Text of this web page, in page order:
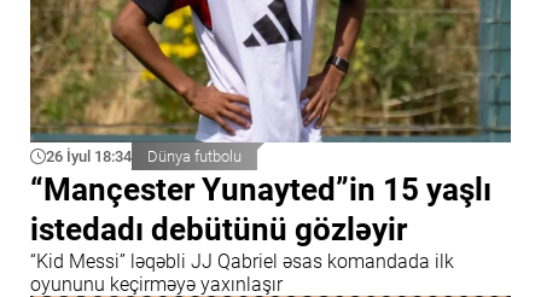
26 İyul 18:34 Dünya futbolu
“Mançester Yunayted”in 15 yaşlı
istedadı debütünü gözləyir
“Kid Messi” ləqəbli JJ Qabriel əsas komandada ilk
oyununu keçirməyə yaxınlaşır